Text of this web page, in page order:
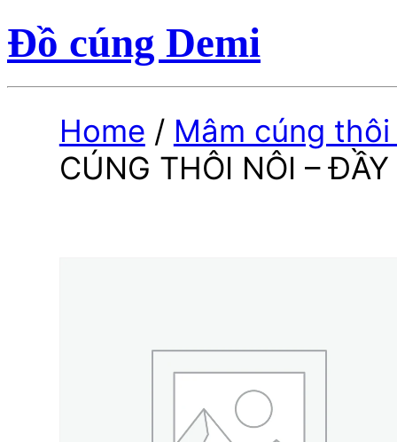
Đồ cúng Demi
Home / Mâm cúng
CÚNG THÔI NÔI –